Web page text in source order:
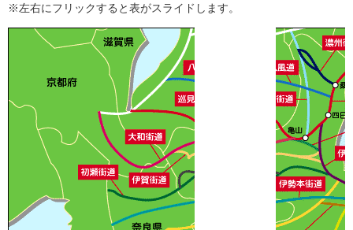
※左右にフリックすると表がスライドします。